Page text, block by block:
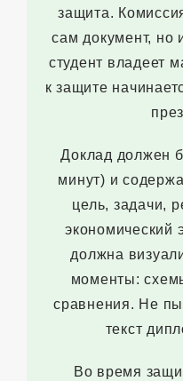
защита.
сам документ, но
студент владеет
к защите
Доклад должен
минут) и
цель, задачи,
экономический
должна
моменты:
сравнения. Не
текст
Во время